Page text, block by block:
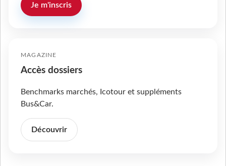
Je m'inscris
MAGAZINE
Accès dossiers
Benchmarks marchés, Icotour et suppléments
Bus&Car.
Découvrir